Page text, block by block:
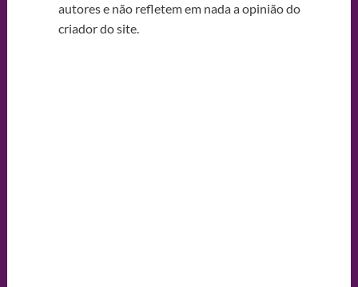
autores e não refletem em nada a opinião do
criador do site.